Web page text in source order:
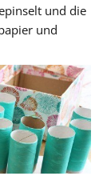
und die
und